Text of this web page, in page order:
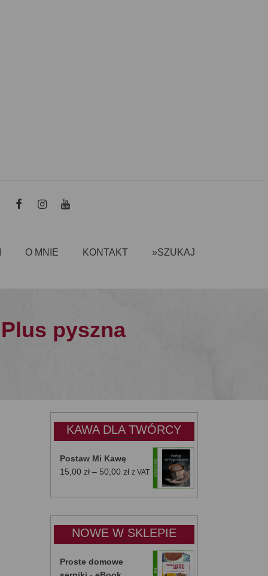
O MNIE KONTAKT »SZUKAJ
pyszna
KAWA DLA TWÓRCY
Postaw Mi Kawę
15,00 zł – 50,00 złZakres
od
do
50,00 zł
z VAT
NOWE W SKLEPIE
Proste domowe